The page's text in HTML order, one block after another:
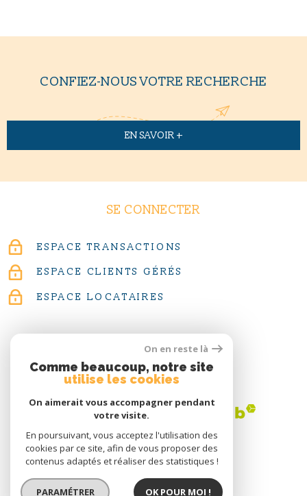
CONFIEZ-NOUS VOTRE RECHERCHE
EN SAVOIR +
SE CONNECTER
ESPACE TRANSACTIONS
ESPACE CLIENTS GÉRÉS
ESPACE LOCATAIRES
ADHÉRENTS
On en reste là
Comme beaucoup, notre site
utilise les cookies
On aimerait vous accompagner pendant
votre visite.
En poursuivant, vous acceptez l'utilisation des
cookies par ce site, afin de vous proposer des
contenus adaptés et réaliser des statistiques !
PARAMÉTRER OK POUR MOI !